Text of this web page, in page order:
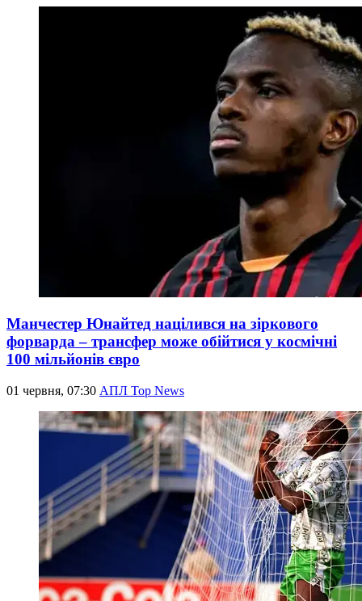
Манчестер Юнайтед націлився на зіркового
форварда – трансфер може обійтися у космічні
100 мільйонів євро
01 червня, 07:30 АПЛ Top News